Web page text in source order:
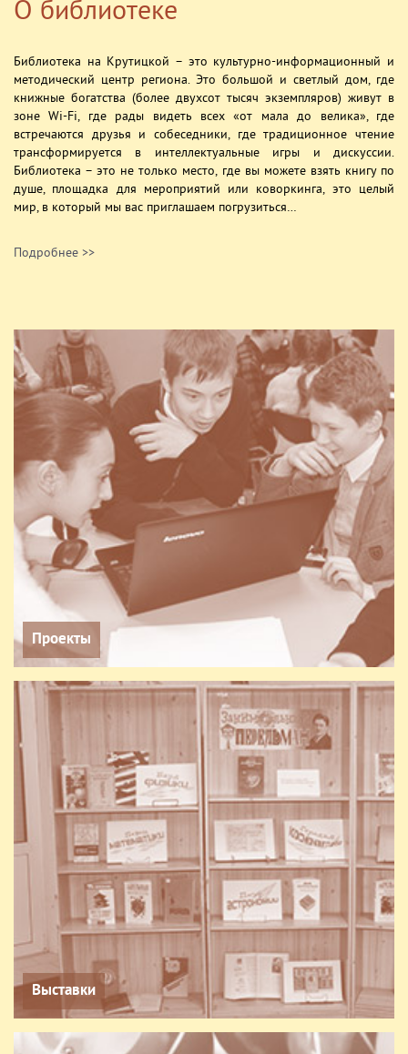
О библиотеке
Библиотека на Крутицкой – это культурно-информационный и
методический центр региона. Это большой и светлый дом, где
книжные богатства (более двухсот тысяч экземпляров) живут в
зоне Wi-Fi, где рады видеть всех «от мала до велика», где
встречаются друзья и собеседники, где традиционное чтение
трансформируется в интеллектуальные игры и дискуссии.
Библиотека – это не только место, где вы можете взять книгу по
душе, площадка для мероприятий или коворкинга, это целый
мир, в который мы вас приглашаем погрузиться…
Подробнее >>
Проекты
Выставки